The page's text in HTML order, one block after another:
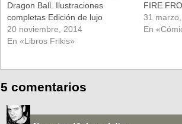
Dragon Ball. Ilustraciones
completas Edición de lujo
20 noviembre, 2014
En «Libros Frikis»
FIRE
31
En
5 comentarios